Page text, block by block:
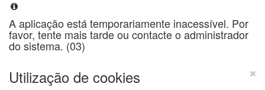
A aplicação está temporariamente inacessível. Por
favor, tente mais tarde ou contacte o administrador
do sistema. (03)
Utilização de cookies